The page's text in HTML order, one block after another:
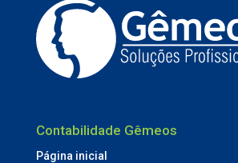
Contabilidade Gêmeos
Página inicial